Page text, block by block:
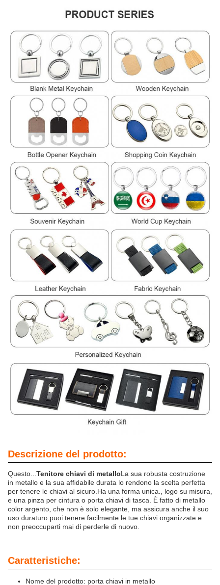
Descrizione del prodotto:
Questo...Tenitore chiavi di metalloLa sua robusta costruzione
in metallo e la sua affidabile durata lo rendono la scelta perfetta
per tenere le chiavi al sicuro.Ha una forma unica., logo su misura,
e una pinza per cintura o porta chiavi di tasca. È fatto di metallo
color argento, che non è solo elegante, ma assicura anche il suo
uso duraturo.puoi tenere facilmente le tue chiavi organizzate e
non preoccuparti mai di perderle di nuovo.
Caratteristiche:
Nome del prodotto: porta chiavi in metallo